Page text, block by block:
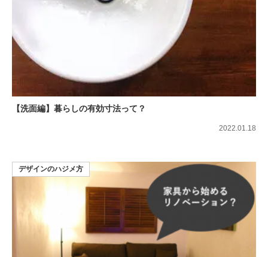
【洗面編】暮らしの有効寸法って？
2022.01.18
デザインのハジメ方